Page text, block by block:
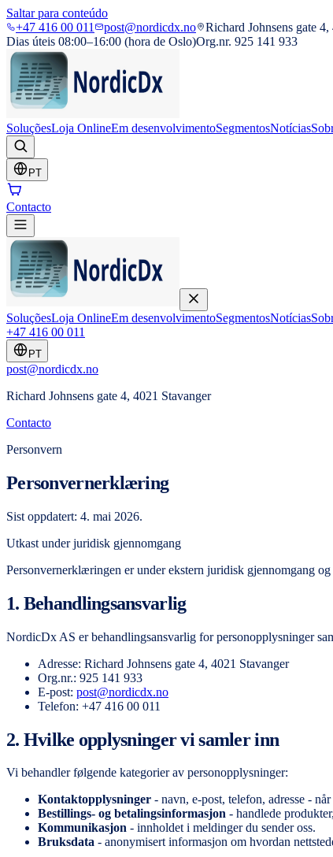
Saltar para conteúdo
+47 416 00 011
post@nordicdx.no
Richard Johnsens gate
Dias úteis 08:00–16:00 (hora de Oslo)Org.nr. 925 141 933
SoluçõesLoja OnlineEm desenvolvimentoSegmentosNotícias
PT
Contacto
SoluçõesLoja OnlineEm desenvolvimentoSegmentosNotícias
+47 416 00 011
PT
post@nordicdx.no
Richard Johnsens gate 4, 4021 Stavanger
Contacto
Personvern
Personvernerklæring
Sist oppdatert: 4. mai 2026.
Utkast under juridisk gjennomgang
Personvernerklæringen er under ekstern juridisk gjennomgang
1. Behandlingsansvarlig
NordicDx AS er behandlingsansvarlig for personopplysninger
Adresse: Richard Johnsens gate 4, 4021 Stavanger
Org.nr.: 925 141 933
E-post: post@nordicdx.no
Telefon: +47 416 00 011
2. Hvilke opplysninger vi samler inn
Vi behandler følgende kategorier av personopplysninger:
Kontaktopplysninger - navn, e-post, telefon, adresse -
Bestillings- og betalingsinformasjon - handlede
Kommunikasjon - innholdet i meldinger du sender oss.
Bruksdata - anonymisert informasjon om hvordan